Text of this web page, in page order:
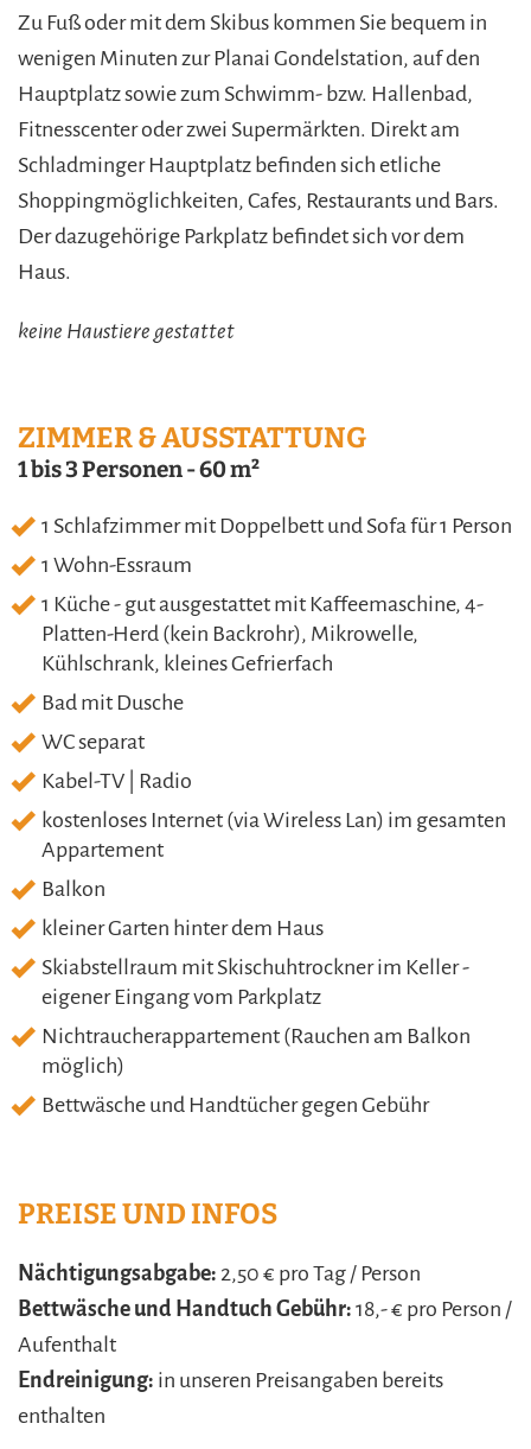
Zu Fuß oder mit dem Skibus kommen Sie bequem in
wenigen Minuten zur Planai Gondelstation, auf den
Hauptplatz sowie zum Schwimm- bzw. Hallenbad,
Fitnesscenter oder zwei Supermärkten. Direkt am
Schladminger Hauptplatz befinden sich etliche
Shoppingmöglichkeiten, Cafes, Restaurants und Bars.
Der dazugehörige Parkplatz befindet sich vor dem
Haus.
keine Haustiere gestattet
ZIMMER & AUSSTATTUNG
1 bis 3 Personen-60 m²
1 Schlafzimmer mit Doppelbett und Sofa für 1 Person
1 Wohn-Essraum
1 Küche - gut ausgestattet mit Kaffeemaschine, 4-
Platten-Herd (kein Backrohr), Mikrowelle,
Kühlschrank, kleines Gefrierfach
Bad mit Dusche
WC separat
Kabel-TV | Radio
kostenloses Internet (via Wireless Lan) im gesamten
Appartement
Balkon
kleiner Garten hinter dem Haus
Skiabstellraum mit Skischuhtrockner im Keller -
eigener Eingang vom Parkplatz
Nichtraucherappartement (Rauchen am Balkon
möglich)
Bettwäsche und Handtücher gegen Gebühr
PREISE UND INFOS
Nächtigungsabgabe: 2,50 € pro Tag / Person
Bettwäsche und Handtuch Gebühr: 18,- € pro Person /
Aufenthalt
Endreinigung: in unseren Preisangaben bereits
enthalten